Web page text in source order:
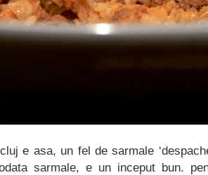
e asa, un fel de sarmale
sarmale, e un inceput bun.